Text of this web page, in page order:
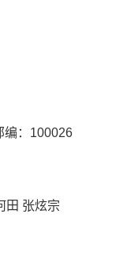
编：100026
田 张炫宗